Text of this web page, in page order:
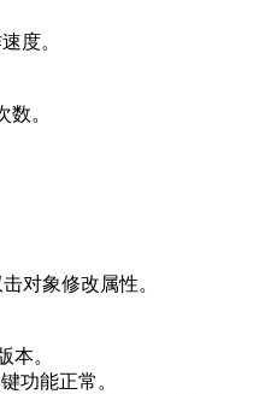
度。
。
对象修改属性。
本。
功能正常。